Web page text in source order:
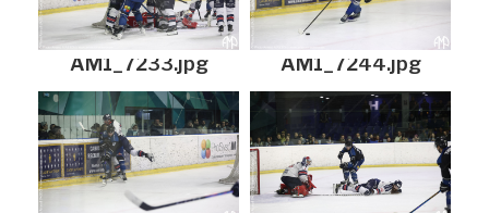
AM1_7233.jpg AM1_7244.jpg